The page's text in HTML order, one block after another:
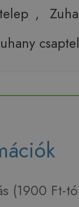
,
(1900 Ft-